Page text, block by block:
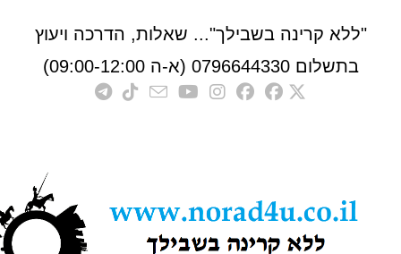
קרינה בשבילך"... שאלות, הדרכה ויעוץ
0796644330 (א-ה 09:00-12:00)